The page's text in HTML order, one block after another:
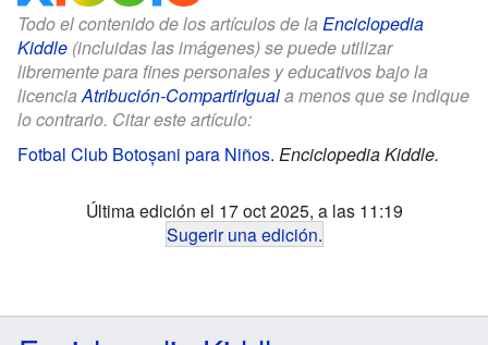
Todo el contenido de los artículos de la Enciclopedia
Kiddle (incluidas las imágenes) se puede utilizar
libremente para fines personales y educativos bajo la
licenciaAtribución-CompartirIguala menos que se indique
lo contrario. Citar este artículo:
Fotbal Club Botoșani para Niños. Enciclopedia Kiddle.
Última edición el 17 oct 2025, a las 11:19
Sugerir una edición.